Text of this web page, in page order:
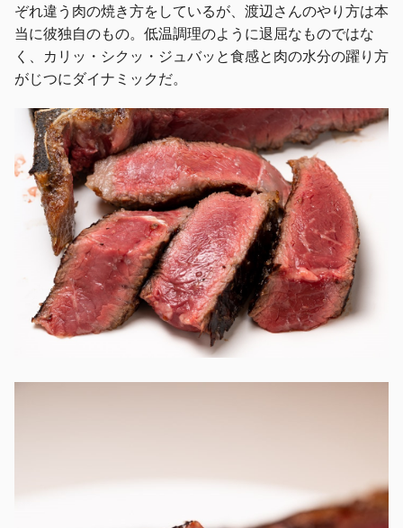
ぞれ違う肉の焼き方をしているが、渡辺さんのやり方は本
当に彼独自のもの。低温調理のように退屈なものではな
く、カリッ・シクッ・ジュバッと食感と肉の水分の躍り方
がじつにダイナミックだ。